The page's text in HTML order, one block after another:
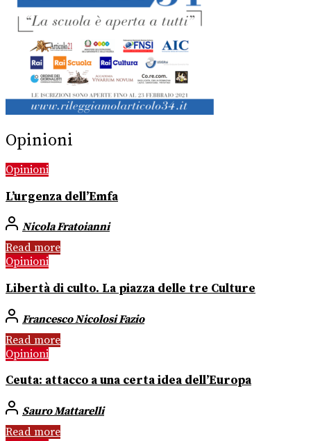
Opinioni
Opinioni
L’urgenza dell’Emfa
Nicola Fratoianni
Read more
Opinioni
Libertà di culto. La piazza delle tre Culture
Francesco Nicolosi Fazio
Read more
Opinioni
Ceuta: attacco a una certa idea dell’Europa
Sauro Mattarelli
Read more